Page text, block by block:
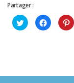
Partager :
Cliquez
pour
partager
Cliquez
pour
partager